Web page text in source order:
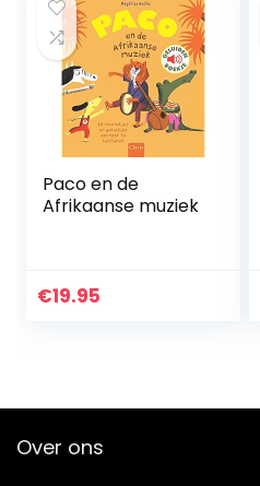
Paco en de
Afrikaanse muziek
€19.95
Over ons